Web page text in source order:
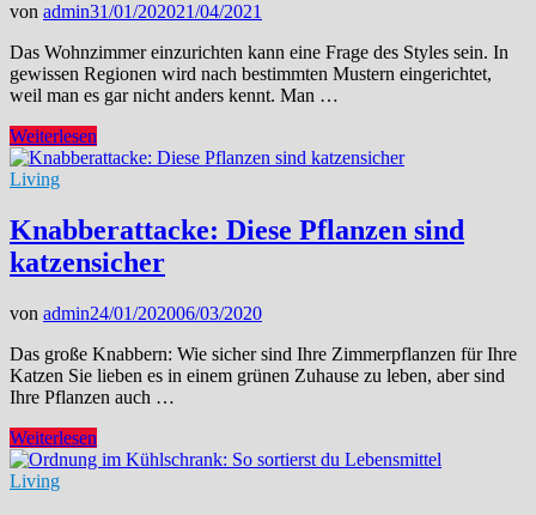
von admin31/01/202021/04/2021
Das Wohnzimmer einzurichten kann eine Frage des Styles sein. In
gewissen Regionen wird nach bestimmten Mustern eingerichtet,
weil man es gar nicht anders kennt. Man …
Grüße
aus
Fernost:
Umstyling
Weiterlesen
Living
Knabberattacke: Diese Pflanzen sind
katzensicher
von admin24/01/202006/03/2020
Das große Knabbern: Wie sicher sind Ihre Zimmerpflanzen für Ihre
Katzen Sie lieben es in einem grünen Zuhause zu leben, aber sind
Ihre Pflanzen auch …
Knabberattacke:
Diese
Pflanzen
Weiterlesen
Living